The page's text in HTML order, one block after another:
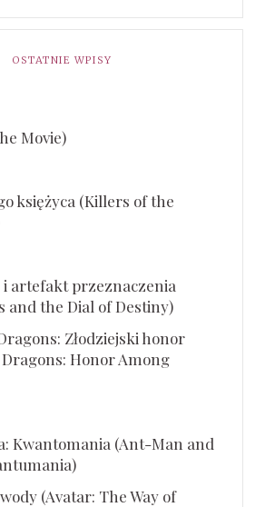
OSTATNIE WPISY
Movie)
księżyca (Killers of the
i artefakt przeznaczenia
and the Dial of Destiny)
Złodziejski honor
Honor Among
Kwantomania (Ant-Man and
(Avatar: The Way of